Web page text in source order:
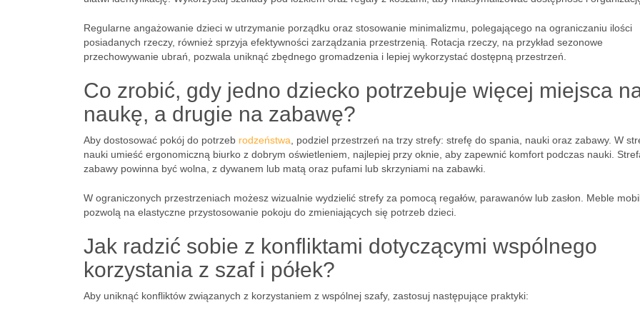
Regularne angażowanie dzieci w utrzymanie porządku oraz stosowanie minimalizmu, polegającego na ograniczaniu ilości
posiadanych rzeczy, również sprzyja efektywności zarządzania przestrzenią. Rotacja rzeczy, na przykład sezonowe
przechowywanie ubrań, pozwala uniknąć zbędnego gromadzenia i lepiej wykorzystać dostępną przestrzeń.
Co zrobić, gdy jedno dziecko potrzebuje więcej miejsca
naukę, a drugie na zabawę?
Aby dostosować pokój do potrzeb rodzeństwa , podziel przestrzeń na trzy strefy: strefę do spania, nauki oraz zabawy. W
nauki umieść ergonomiczną biurko z dobrym oświetleniem, najlepiej przy oknie, aby zapewnić komfort podczas nauki.
zabawy powinna być wolna, z dywanem lub matą oraz pufami lub skrzyniami na zabawki.
W ograniczonych przestrzeniach możesz wizualnie wydzielić strefy za pomocą regałów, parawanów lub zasłon. Meble
pozwolą na elastyczne przystosowanie pokoju do zmieniających się potrzeb dzieci.
Jak radzić sobie z konfliktami dotyczącymi wspólnego
korzystania z szaf i półek?
Aby uniknąć konfliktów związanych z korzystaniem z wspólnej szafy, zastosuj następujące praktyki: